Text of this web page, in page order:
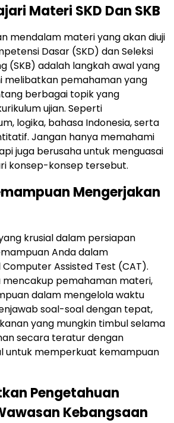
Materi SKD Dan SKB
mendalam materi yang akan diuji
Dasar (SKD) dan Seleksi
(SKB) adalah langkah awal yang
melibatkan pemahaman yang
berbagai topik yang
ujian. Seperti
logika, bahasa Indonesia, serta
Jangan hanya memahami
juga berusaha untuk menguasai
konsep-konsep tersebut.
Mengerjakan
krusial dalam persiapan
Anda dalam
Assisted Test (CAT).
mencakup pemahaman materi,
dalam mengelola waktu
soal-soal dengan tepat,
yang mungkin timbul selama
secara teratur dengan
untuk memperkuat kemampuan
Pengetahuan
Kebangsaan